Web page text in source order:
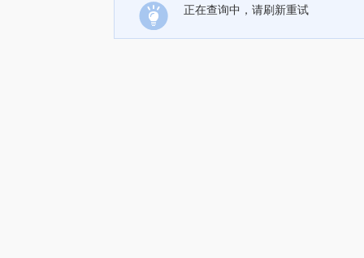
正在查询中，请刷新重试